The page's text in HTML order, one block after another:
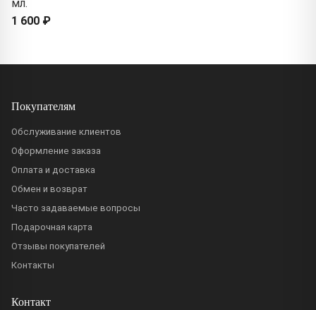
мл.
1 600 ₽
Покупателям
Обслуживание клиентов
Оформление заказа
Оплата и доставка
Обмен и возврат
Часто задаваемые вопросы
Подарочная карта
Отзывы покупателей
Контакты
Контакт